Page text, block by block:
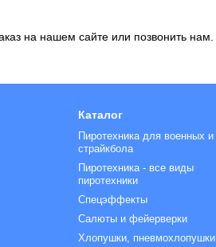
на нашем сайте или позвонить нам.
Каталог
Пиротехника для военных и
страйкбола
Пиротехника - все виды
пиротехники
Спецэффекты
Салюты и фейерверки
Хлопушки, пневмохлопушки